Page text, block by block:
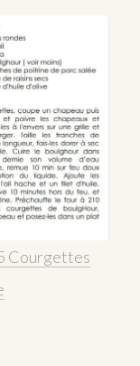
Courgettes